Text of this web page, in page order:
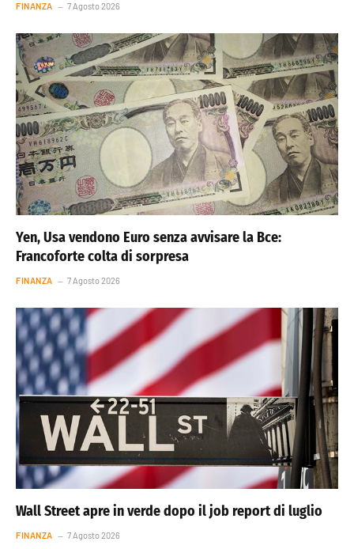
FINANZA 7 Agosto 2026
Yen, Usa vendono Euro senza avvisare la Bce:
Francoforte colta di sorpresa
FINANZA 7 Agosto 2026
Wall Street apre in verde dopo il job report di luglio
FINANZA 7 Agosto 2026